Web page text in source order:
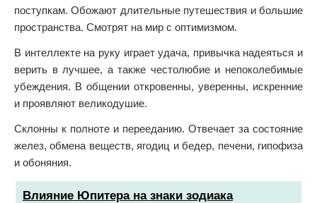
поступкам. Обожают длительные путешествия и большие
пространства. Смотрят на мир с оптимизмом.
В интеллекте на руку играет удача, привычка надеяться и
верить в лучшее, а также честолюбие и непоколебимые
убеждения. В общении откровенны, уверенны, искренние
и проявляют великодушие.
Склонны к полноте и перееданию. Отвечает за состояние
желез, обмена веществ, ягодиц и бедер, печени, гипофиза
и обоняния.
Влияние Юпитера на знаки зодиака